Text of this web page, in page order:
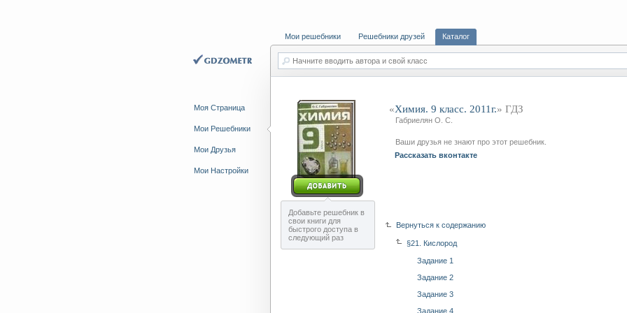
Моя Страница
Мои Решебники
Мои Друзья
Мои Настройки
Мои решебники Решебники друзей Каталог
Начните вводить автора и свой класс
Добавьте решебник в
свои книги для
быстрого доступа в
следующий раз
«Химия. 9 класс. 2011г.» ГДЗ
Габриелян О. С.
Ваши друзья не знают про этот решебник.
Рассказать вконтакте
Вернуться к содержанию
§21. Кислород
Задание 1
Задание 2
Задание 3
Задание 4